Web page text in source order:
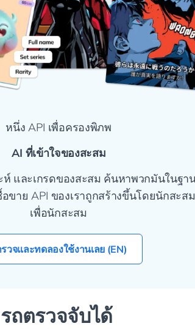
หนึ่ง API เพื่อครองพิภพ
AI ที่เข้าใจของสะสม
ห์ และเกรดของสะสม ค้นหาพวกมันในฐา
ขาย API ของเราถูกสร้างขึ้นโดยนักสะสม
เพื่อนักสะสม
วจและทดลองใช้งานเลย (EN)
ถตรวจจับได้